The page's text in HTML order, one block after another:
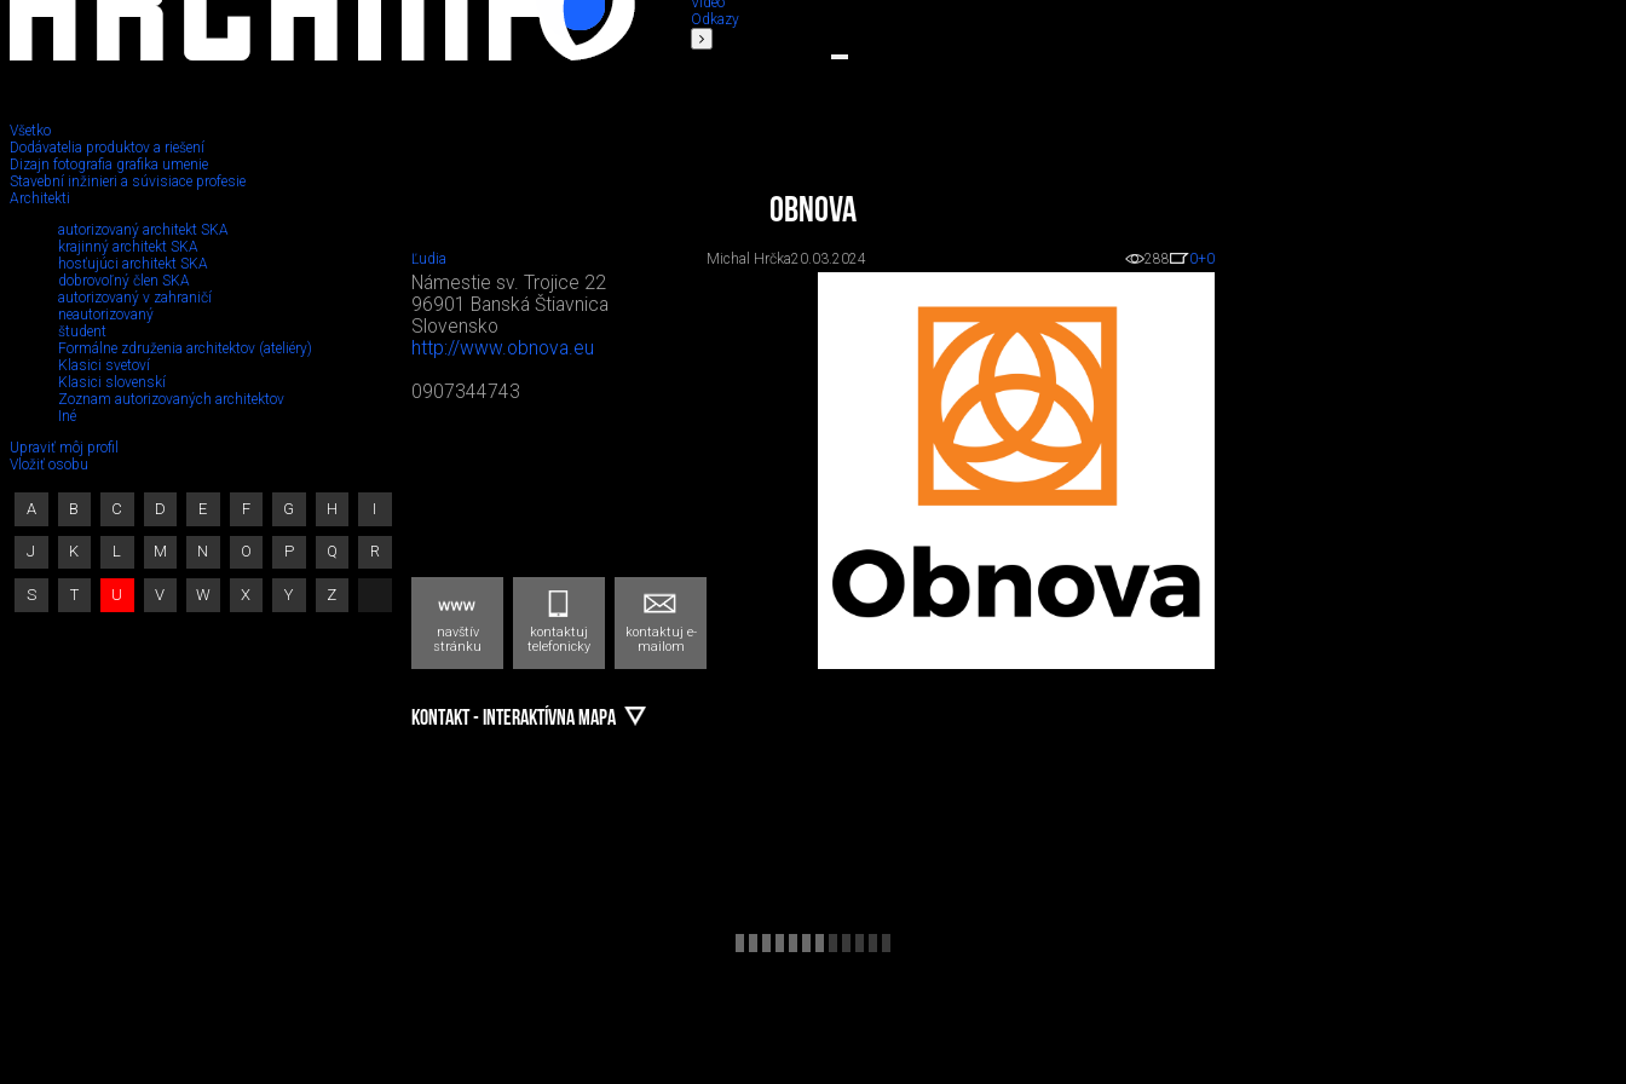
Odkazy
Všetko
Dodávatelia produktov a riešení
Dizajn fotografia grafika umenie
Stavební inžinieri a súvisiace profesie
Architekti
autorizovaný architekt SKA
krajinný architekt SKA
hosťujúci architekt SKA
dobrovoľný člen SKA
autorizovaný v zahraničí
neautorizovaný
študent
Formálne združenia architektov (ateliéry)
Klasici svetoví
Klasici slovenskí
Zoznam autorizovaných architektov
Iné
Upraviť môj profil
Vložiť osobu
A B C D E F G H I
J K L M N O P Q R
S T U V W X Y Z
Obnova
Ľudia Michal Hrčka20.03.2024 288 0+0
Námestie sv. Trojice 22
96901 Banská Štiavnica
Slovensko
http://www.obnova.eu
0907344743
navštív
stránku
kontaktuj
telefonicky
kontaktuj e-
mailom
KONTAKT - INTERAKTÍVNA MAPA